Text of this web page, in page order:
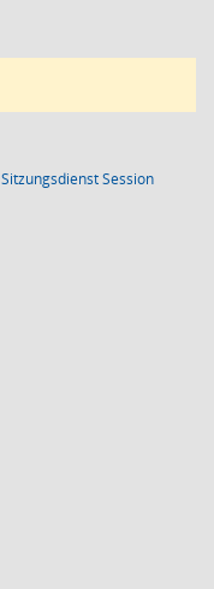
SitzungsdienstSession(Wird in